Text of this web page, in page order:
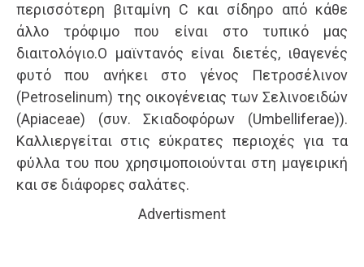
περισσότερη βιταμίνη C και σίδηρο από κάθε
άλλο τρόφιμο που είναι στο τυπικό μας
διαιτολόγιο.O μαϊντανός είναι διετές, ιθαγενές
φυτό που ανήκει στο γένος Πετροσέλινον
(Petroselinum) της οικογένειας των Σελινοειδών
(Apiaceae) (συν. Σκιαδοφόρων (Umbelliferae)).
Καλλιεργείται στις εύκρατες περιοχές για τα
φύλλα του που χρησιμοποιούνται στη μαγειρική
και σε διάφορες σαλάτες.
Advertisment